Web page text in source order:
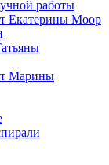
работы
Екатерины Моор
Марины